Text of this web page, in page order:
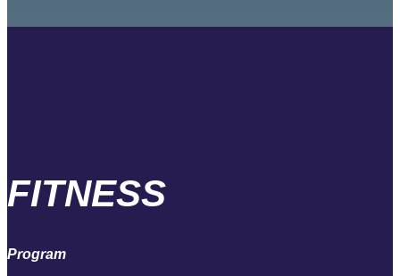
FITNESS
Program